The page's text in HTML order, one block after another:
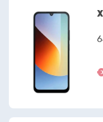
uitstekende prijs-
fabrikant officieel
niet moeilijk om een
meer Belsimpel en
bijvoorbeeld al